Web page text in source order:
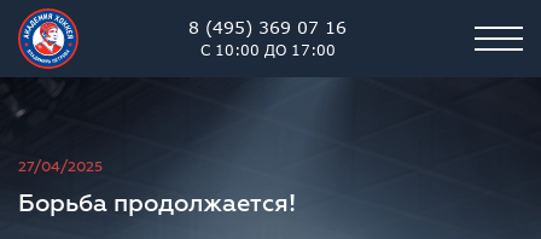
8 (495) 369 07 16
С 10:00 ДО 17:00
Академия хоккея им. В.В.
27/04/2025
Борьба продолжается!